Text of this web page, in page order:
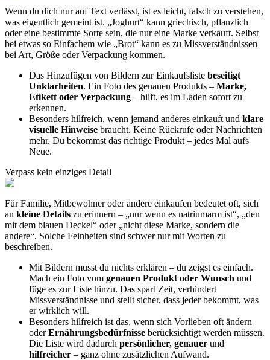
Wenn du dich nur auf Text verlässt, ist es leicht, falsch zu verstehen,
was eigentlich gemeint ist. „Joghurt“ kann griechisch, pflanzlich
oder eine bestimmte Sorte sein, die nur eine Marke verkauft. Selbst
bei etwas so Einfachem wie „Brot“ kann es zu Missverständnissen
bei Art, Größe oder Verpackung kommen.
Das Hinzufügen von Bildern zur Einkaufsliste beseitigt
Unklarheiten. Ein Foto des genauen Produkts – Marke,
Etikett oder Verpackung – hilft, es im Laden sofort zu
erkennen.
Besonders hilfreich, wenn jemand anderes einkauft und klare
visuelle Hinweise braucht. Keine Rückrufe oder Nachrichten
mehr. Du bekommst das richtige Produkt – jedes Mal aufs
Neue.
Verpass kein einziges Detail
Für Familie, Mitbewohner oder andere einkaufen bedeutet oft, sich
an kleine Details zu erinnern – „nur wenn es natriumarm ist“, „den
mit dem blauen Deckel“ oder „nicht diese Marke, sondern die
andere“. Solche Feinheiten sind schwer nur mit Worten zu
beschreiben.
Mit Bildern musst du nichts erklären – du zeigst es einfach.
Mach ein Foto vom genauen Produkt oder Wunsch und
füge es zur Liste hinzu. Das spart Zeit, verhindert
Missverständnisse und stellt sicher, dass jeder bekommt, was
er wirklich will.
Besonders hilfreich ist das, wenn sich Vorlieben oft ändern
oderErnährungsbedürfnisse berücksichtigt werden müssen.
Die Liste wird dadurch persönlicher, genauer und
hilfreicher – ganz ohne zusätzlichen Aufwand.